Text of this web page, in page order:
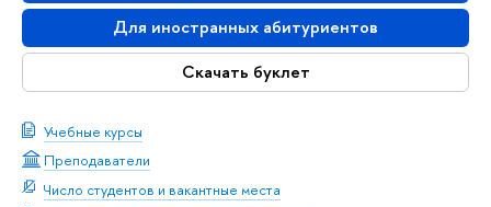
Для иностранных абитуриентов
Скачать буклет
Учебные курсы
Преподаватели
Число студентов и вакантные места